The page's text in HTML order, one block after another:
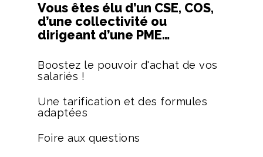
Vous êtes élu d’un CSE, COS,
d’une collectivité ou
dirigeant d’une PME…
Boostez le pouvoir d'achat de vos
salariés !
Une tarification et des formules
adaptées
Foire aux questions